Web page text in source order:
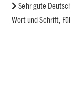
Sehr gute
Wort und Schrift,